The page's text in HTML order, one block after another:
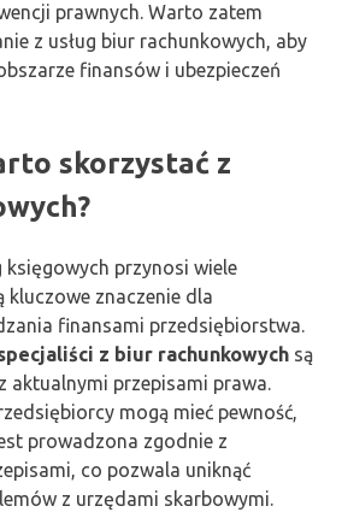
prawnych. Warto zatem
z usług biur rachunkowych, aby
finansów i ubezpieczeń
skorzystać z
księgowych przynosi wiele
kluczowe znaczenie dla
finansami przedsiębiorstwa.
z biur rachunkowych są
aktualnymi przepisami prawa.
mogą mieć pewność,
prowadzona zgodnie z
co pozwala uniknąć
z urzędami skarbowymi.